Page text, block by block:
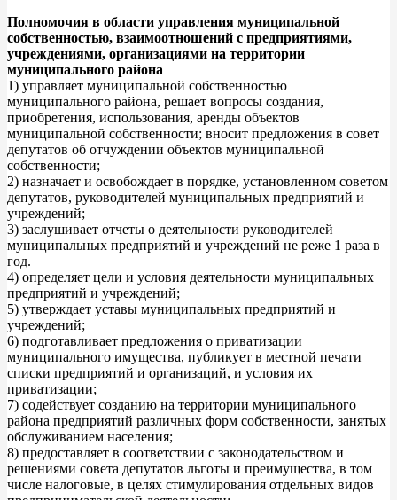
Полномочия в области управления муниципальной
собственностью, взаимоотношений с предприятиями,
учреждениями, организациями на территории
муниципального района
1) управляет муниципальной собственностью
муниципального района, решает вопросы создания,
приобретения, использования, аренды объектов
муниципальной собственности; вносит предложения в совет
депутатов об отчуждении объектов муниципальной
собственности;
2) назначает и освобождает в порядке, установленном советом
депутатов, руководителей муниципальных предприятий и
учреждений;
3) заслушивает отчеты о деятельности руководителей
муниципальных предприятий и учреждений не реже 1 раза в
год.
4) определяет цели и условия деятельности муниципальных
предприятий и учреждений;
5) утверждает уставы муниципальных предприятий и
учреждений;
6) подготавливает предложения о приватизации
муниципального имущества, публикует в местной печати
списки предприятий и организаций, и условия их
приватизации;
7) содействует созданию на территории муниципального
района предприятий различных форм собственности, занятых
обслуживанием населения;
8) предоставляет в соответствии с законодательством и
решениями совета депутатов льготы и преимущества, в том
числе налоговые, в целях стимулирования отдельных видов